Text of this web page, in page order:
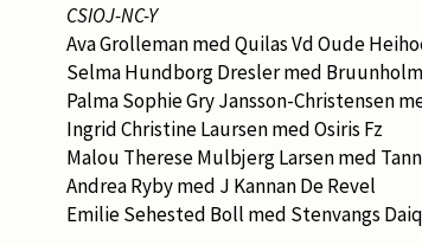
CSIOJ-NC-Y
Ava Grolleman med Quilas Vd Oude
Selma Hundborg Dresler med
Palma Sophie Gry Jansson-Christensen
Ingrid Christine Laursen med Osiris Fz
Malou Therese Mulbjerg Larsen med
Andrea Ryby med J Kannan De Revel
Emilie Sehested Boll med Stenvangs